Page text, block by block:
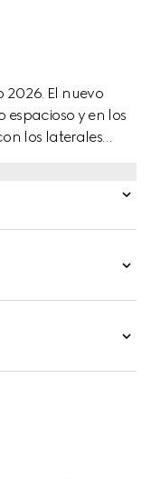
2026. El nuevo
espacioso y en los
los laterales
inspirado en